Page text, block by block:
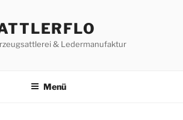
& Ledermanufaktur
Menü